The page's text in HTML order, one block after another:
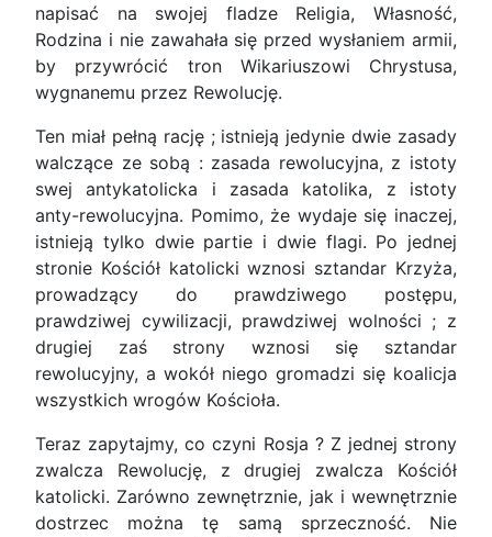
napisać na swojej fladze Religia, Własność,
Rodzina i nie zawahała się przed wysłaniem armii,
by przywrócić tron Wikariuszowi Chrystusa,
wygnanemu przez Rewolucję.
Ten miał pełną rację ; istnieją jedynie dwie zasady
walczące ze sobą : zasada rewolucyjna, z istoty
swej antykatolicka i zasada katolika, z istoty
anty-rewolucyjna. Pomimo, że wydaje się inaczej,
istnieją tylko dwie partie i dwie flagi. Po jednej
stronie Kościół katolicki wznosi sztandar Krzyża,
prowadzący do prawdziwego postępu,
prawdziwej cywilizacji, prawdziwej wolności ; z
drugiej zaś strony wznosi się sztandar
rewolucyjny, a wokół niego gromadzi się koalicja
wszystkich wrogów Kościoła.
Teraz zapytajmy, co czyni Rosja ? Z jednej strony
zwalcza Rewolucję, z drugiej zwalcza Kościół
katolicki. Zarówno zewnętrznie, jak i wewnętrznie
dostrzec można tę samą sprzeczność. Nie